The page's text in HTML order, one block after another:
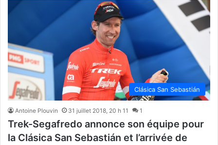
Clásica San Sebastián
Antoine Plouvin 31 juillet 2018, 20 h 11 1
Trek-Segafredo annonce son équipe pour
la Clásica San Sebastián et l’arrivée de